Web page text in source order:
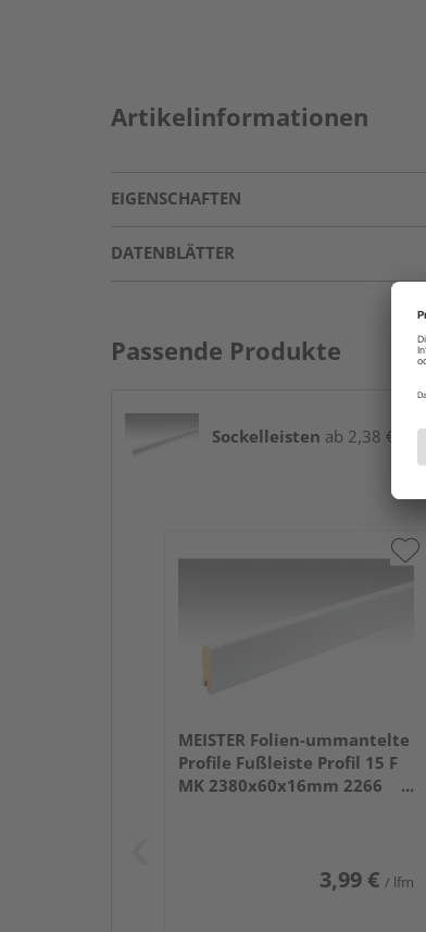
Artikelinformationen
EIGENSCHAFTEN
DATENBLÄTTER
Passende Produkte
Sockelleisten ab 2,38 € / lfm
MEISTER Folien-ummantelte
Profile Fußleiste Profil 15 F
MK 2380x60x16mm 2266
3,99 € / lfm